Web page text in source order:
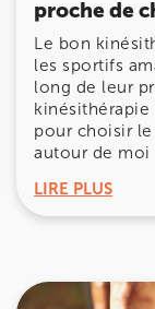
proche de
Le bon
les sportifs
long de leur
kinésithérapie
pour choisir
autour de moi
LIRE PLUS